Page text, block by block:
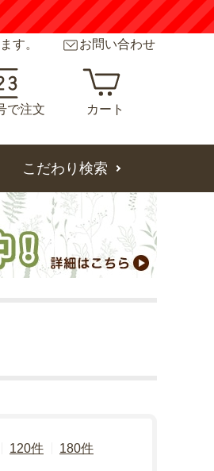
す。 お問い合わせ
で注文 カート
こだわり検索
120件 180件